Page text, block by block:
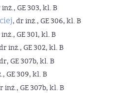
inż., GE 303, kl. B
, dr inż., GE 306, kl. B
GE 301, kl. B
inż., GE 302, kl. B
GE 307b, kl. B
GE 309, kl. B
inż., GE 307b, kl. B